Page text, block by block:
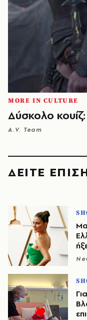
MORE IN CULTURE
Δύσκολο
A.V. Team
ΔΕΙΤΕ